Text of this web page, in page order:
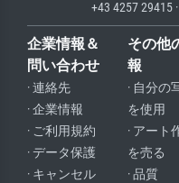
+43 4257 29415
企業情報＆
問い合わせ
· 連絡先
· 企業情報
· ご利用規約
· データ保護
· キャンセル
その他
報
· 自分の
を使用
· アート
を売る
· 品質